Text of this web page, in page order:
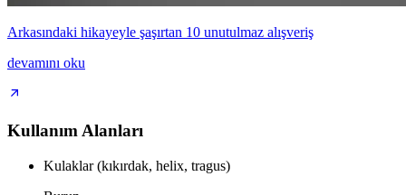
Arkasındaki hikayeyle şaşırtan 10 unutulmaz alışveriş
devamını oku
Kullanım Alanları
Kulaklar (kıkırdak, helix, tragus)